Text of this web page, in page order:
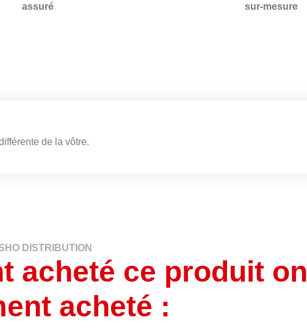
assuré
sur-mesure
de la vôtre.
DISTRIBUTION
acheté ce produit
acheté :